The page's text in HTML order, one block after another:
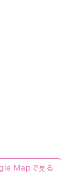
Mapで見る